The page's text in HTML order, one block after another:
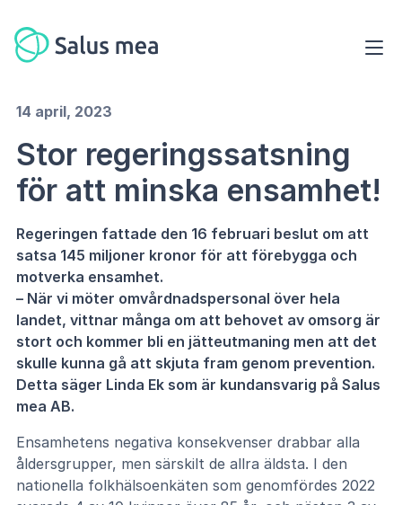
14 april, 2023
Stor regeringssatsning
för att minska ensamhet!
Regeringen fattade den 16 februari beslut om att
satsa 145 miljoner kronor för att förebygga och
motverka ensamhet.
– När vi möter omvårdnadspersonal över hela
landet, vittnar många om att behovet av omsorg är
stort och kommer bli en jätteutmaning men att det
skulle kunna gå att skjuta fram genom prevention.
Detta säger Linda Ek som är kundansvarig på Salus
mea AB.
Ensamhetens negativa konsekvenser drabbar alla
åldersgrupper, men särskilt de allra äldsta. I den
nationella folkhälsoenkäten som genomfördes 2022